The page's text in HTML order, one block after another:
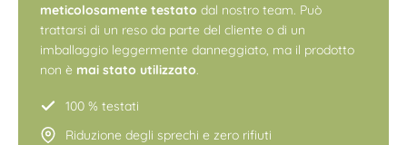
meticolosamente testato dal nostro team. Può
trattarsi di un reso da parte del cliente o di un
imballaggio leggermente danneggiato, ma il prodotto
non è mai stato utilizzato.
100 % testati
Riduzione degli sprechi e zero rifiuti